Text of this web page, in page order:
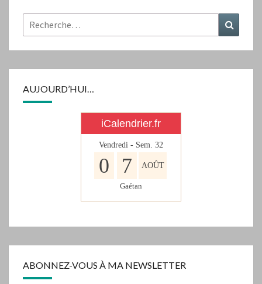
Rechercher :
AUJOURD’HUI…
iCalendrier.fr
Vendredi - Sem. 32
0 7 AOÛT
Gaétan
ABONNEZ-VOUS À MA NEWSLETTER